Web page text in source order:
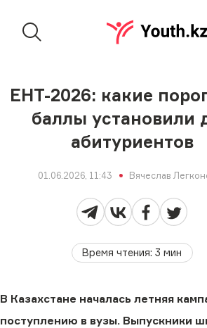
ЕНТ-2026: какие
баллы установили
абитуриентов
01.06.2026, 11:43 Вячеслав
Время чтения:3 мин
В Казахстане началась летняя
поступлению в вузы. Выпускники